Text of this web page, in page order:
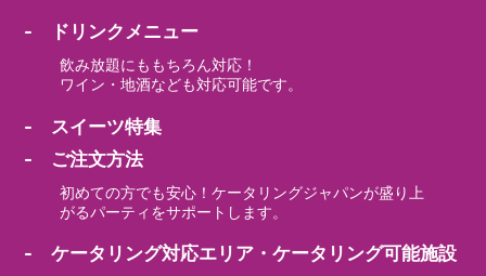
- ドリンクメニュー
飲み放題にももちろん対応！
ワイン・地酒なども対応可能です。
- スイーツ特集
- ご注文方法
初めての方でも安心！ケータリングジャパンが盛り上
がるパーティをサポートします。
- ケータリング対応エリア・ケータリング可能施設